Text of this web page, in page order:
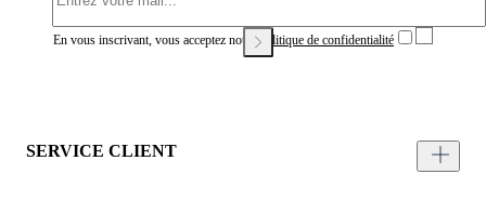
En vous inscrivant, vous acceptez notrePolitique de confidentialité
SERVICE CLIENT